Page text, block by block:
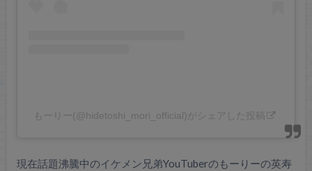
もーりー(@hidetoshi_mori_official)がシェアした投稿
現在話題沸騰中のイケメン兄弟YouTuberのもーりーの英寿